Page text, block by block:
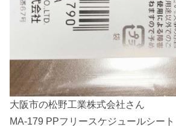
大阪市の松野工業株式会社さん
MA-179 PPフリースケジュールシー